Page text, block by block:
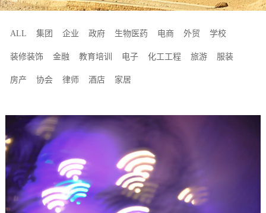
ALL 集团 企业 政府 生物医药 电商 外贸 学校
装修装饰 金融 教育培训 电子 化工工程 旅游 服装
房产 协会 律师 酒店 家居